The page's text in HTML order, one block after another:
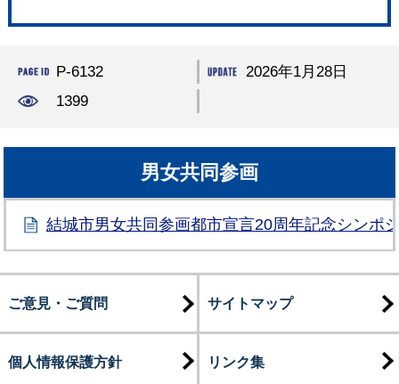
P-6132
2026年1月28日
1399
男女共同参画
結城市男女共同参画都市宣言20周年記念シンポ
ご意見・ご質問 サイトマップ
個人情報保護方針 リンク集